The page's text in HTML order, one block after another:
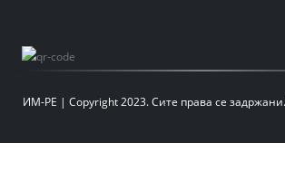
ИМ-РЕ | Copyright 2023. Сите права се задржани.